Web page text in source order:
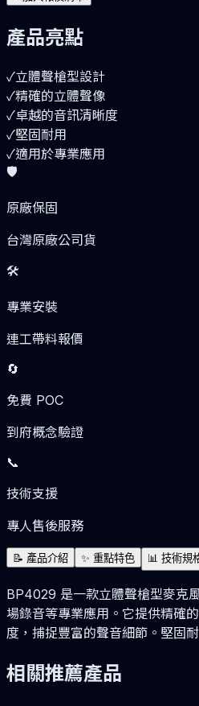
產品亮點
✓立體聲槍型設計
✓精確的立體聲像
✓卓越的音訊清晰度
✓堅固耐用
✓適用於專業應用
🛡️
原廠保固
台灣原廠公司貨
🛠️
專業安裝
連工帶料報價
🔄
免費 POC
到府概念驗證
📞
技術支援
專人售後服務
📝 產品介紹 ✨ 重點特色 📊 技術規
BP4029 是一款立體聲槍型麥克
場錄音等專業應用。它提供精確
度，捕捉豐富的聲音細節。堅固
相關推薦產品